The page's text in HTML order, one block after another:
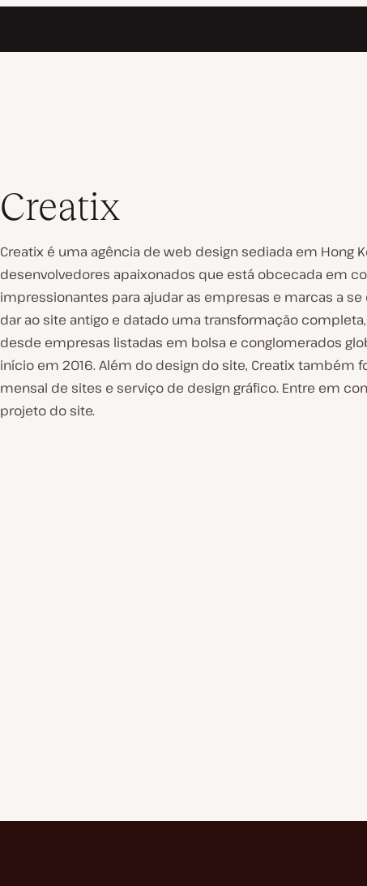
Creatix
Creatix é uma agência de web design sediada em Hong
desenvolvedores apaixonados que está obcecada em
impressionantes para ajudar as empresas e marcas a
dar ao site antigo e datado uma transformação
desde empresas listadas em bolsa e conglomerados
início em 2016. Além do design do site, Creatix
mensal de sites e serviço de design gráfico. Entre em
projeto do site.